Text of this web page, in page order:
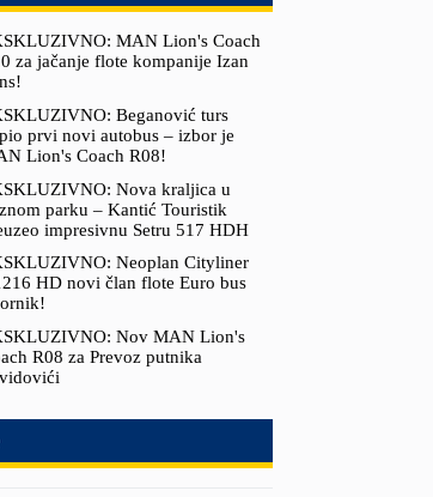
MAN Lion's Coach
za jačanje flote kompanije Izan
Beganović turs
prvi novi autobus – izbor je
Lion's Coach R08!
Nova kraljica u
parku – Kantić Touristik
impresivnu Setru 517 HDH
Neoplan Cityliner
HD novi član flote Euro bus
Nov MAN Lion's
R08 za Prevoz putnika